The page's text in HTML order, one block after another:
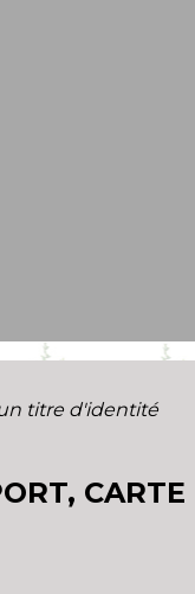
titre d'identité
CARTE